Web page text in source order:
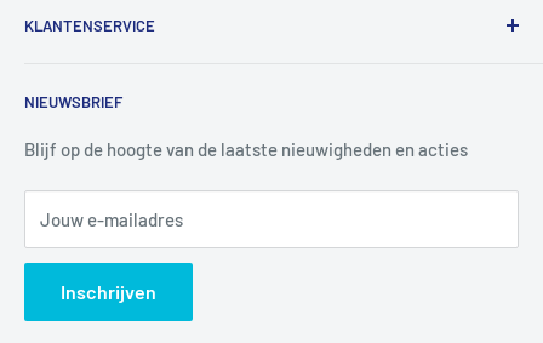
Utrechtlaan 9
Tel:+31 6 345 30 448
Mail:info@luchtbuks.com
KLANTENSERVICE
Informatie
Privacybeleid
Verzendbeleid
Search
NIEUWSBRIEF
Blijf op de hoogte van de laatste nieuwigheden en acties
Jouw e-mailadres
Inschrijven